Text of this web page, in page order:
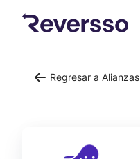
Regresar a Alianzas